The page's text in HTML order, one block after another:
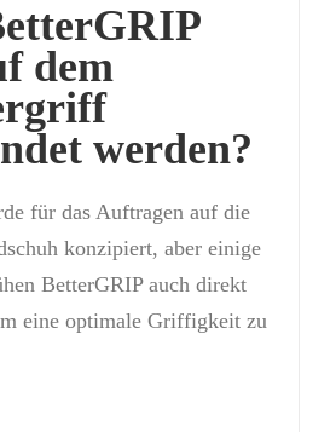
dem
werden?
für das Auftragen auf die
konzipiert, aber einige
BetterGRIP auch direkt
eine optimale Griffigkeit zu